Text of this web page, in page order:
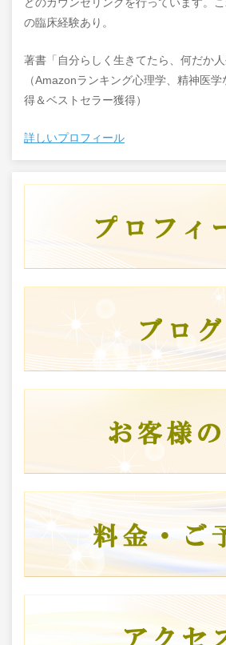
の臨床経験あり。
著書「自分らしく生きてたら、何だか人
（Amazonランキング心理学、精神医
得＆ベストセラー獲得）
詳しいプロフィール